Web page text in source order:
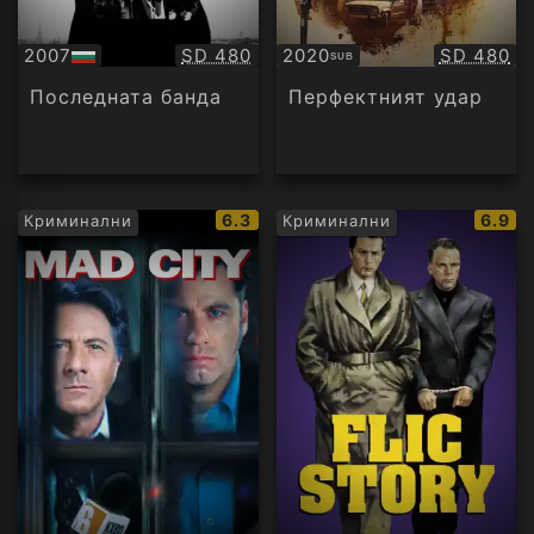
2007
БГ
аудио
Качество:
SD 480
Последната банда
2020SUB
Субтитри SD 480
Перфектният удар
Криминални
IMDb
рейтинг:
6.3 Криминални
IMDb
6.9